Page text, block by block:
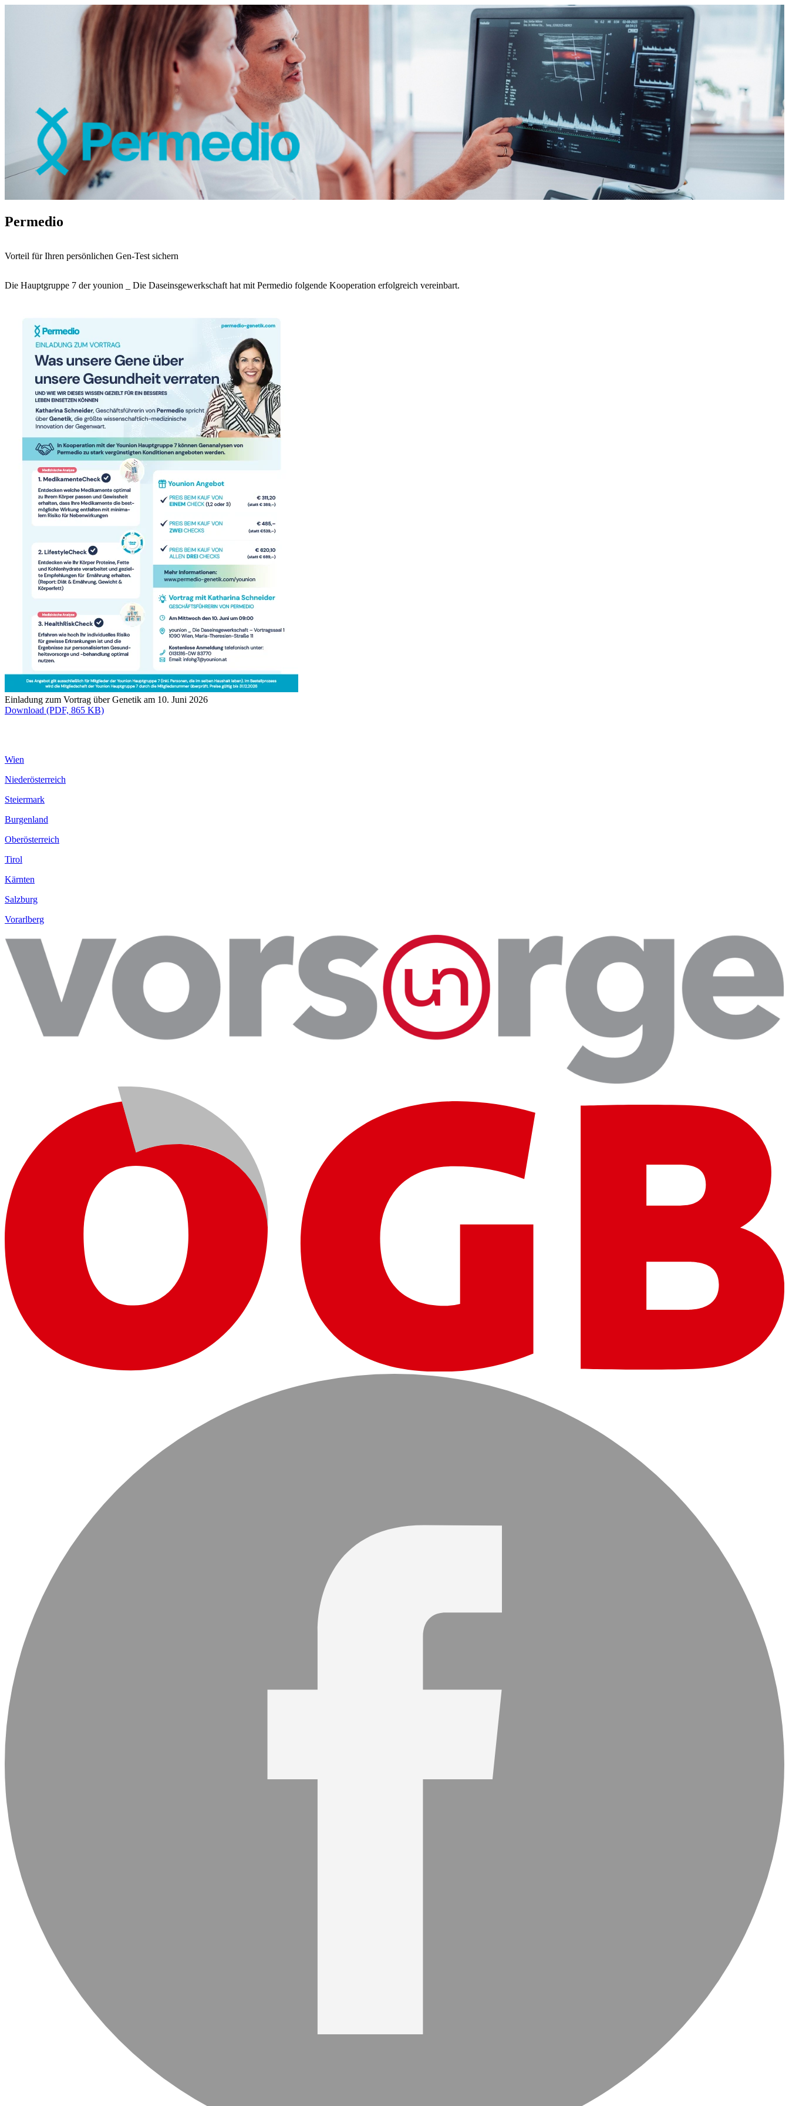
Permedio
Vorteil für Ihren persönlichen Gen-Test sichern
Die Hauptgruppe 7 der younion _ Die Daseinsgewerkschaft hat mit Permedio folgende Kooperation erfolgreich vereinbart.
Einladung zum Vortrag über Genetik am 10. Juni 2026
Download (PDF, 865 KB)
Wien
Niederösterreich
Steiermark
Burgenland
Oberösterreich
Tirol
Kärnten
Salzburg
Vorarlberg